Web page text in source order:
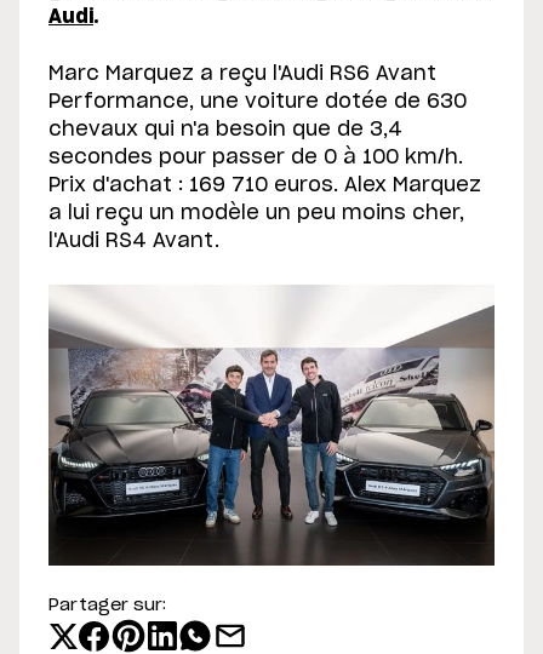
Audi.
Marc Marquez a reçu l'Audi RS6 Avant
Performance, une voiture dotée de 630
chevaux qui n'a besoin que de 3,4
secondes pour passer de 0 à 100 km/h.
Prix d'achat : 169 710 euros. Alex Marquez
a lui reçu un modèle un peu moins cher,
l'Audi RS4 Avant.
Partager sur: